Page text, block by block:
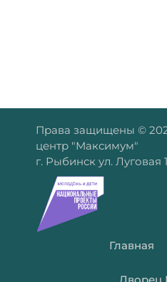
Права защищены ©
центр "Максимум"
г. Рыбинск ул. Луговая
Главная